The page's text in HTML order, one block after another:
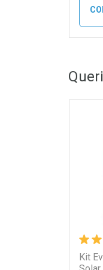
Kit